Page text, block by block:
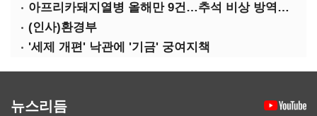
아프리카돼지열병 올해만 9건…추석 비상 방역에 '총력'
(인사)환경부
'세제 개편' 낙관에 '기금' 궁여지책
뉴스리듬